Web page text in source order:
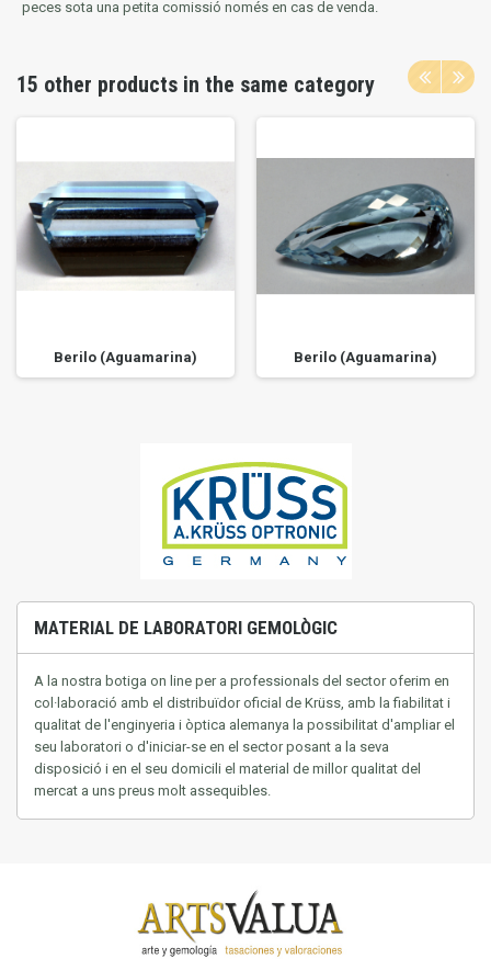
peces sota una petita comissió només en cas de venda.
15 other products in the same category
Berilo (Aguamarina) Berilo (Aguamarina)
MATERIAL DE LABORATORI GEMOLÒGIC
A la nostra botiga on line per a professionals del sector oferim en
col·laboració amb el distribuïdor oficial de Krüss, amb la fiabilitat i
qualitat de l'enginyeria i òptica alemanya la possibilitat d'ampliar el
seu laboratori o d'iniciar-se en el sector posant a la seva
disposició i en el seu domicili el material de millor qualitat del
mercat a uns preus molt assequibles.